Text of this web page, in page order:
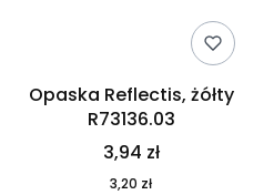
Opaska Reflectis, żółty
R73136.03
3,94 zł
3,20 zł